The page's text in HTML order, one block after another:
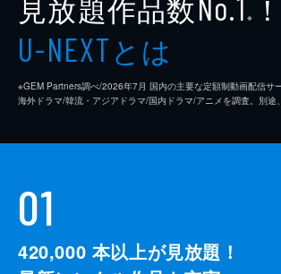
見放題作品数No.1 ※ ！
U-NEXTとは
※GEM Partners調べ/2026年7⽉ 国内の主要な定額制動画配信サ
海外ドラマ/韓流・アジアドラマ/国内ドラマ/アニメを調査。別途
01
420,000 本以上が見放題！